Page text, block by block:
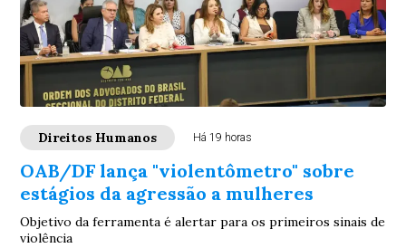
Direitos Humanos Há 19 horas
OAB/DF lança "violentômetro" sobre
estágios da agressão a mulheres
Objetivo da ferramenta é alertar para os primeiros sinais de
violência